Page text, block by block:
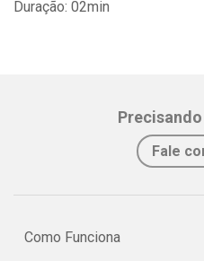
Duração: 02min
Fale
Como Funciona